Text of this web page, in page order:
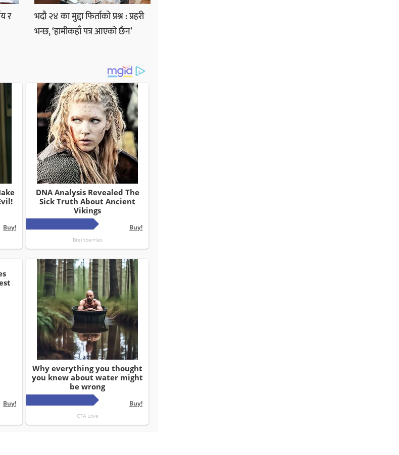
र
भदौ २४ का मुद्दा फिर्ताको प्रश्न : प्रहरी
भन्छ, ‘हामीकहाँ पत्र आएको छैन’